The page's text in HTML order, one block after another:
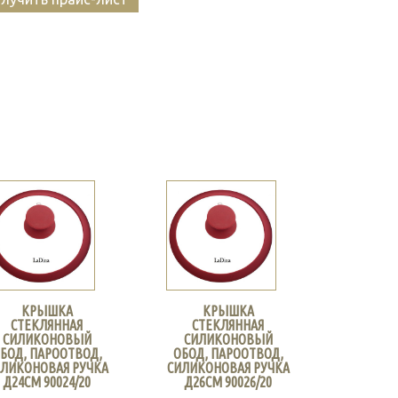
КРЫШКА
СТЕКЛЯННАЯ
СИЛИКОНОВЫЙ
ПАРООТВОД,
РУЧКА
Д24СМ 90024/20
КРЫШКА
СТЕКЛЯННАЯ
СИЛИКОНОВЫЙ
ОБОД, ПАРООТВОД,
СИЛИКОНОВАЯ РУЧКА
Д26СМ 90026/20